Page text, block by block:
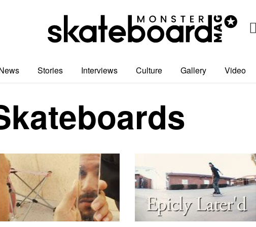
Stories Interviews Culture Gallery Video